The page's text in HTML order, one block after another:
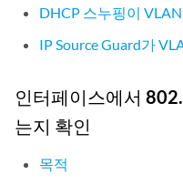
DHCP 스누핑이
IP Source Guard가
인터페이스에서
는지 확인
목적